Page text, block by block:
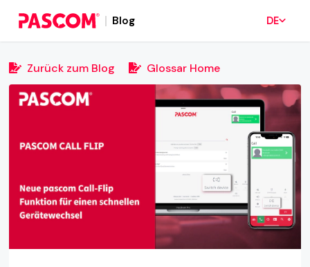
Blog DE
Zurück zum Blog Glossar Home